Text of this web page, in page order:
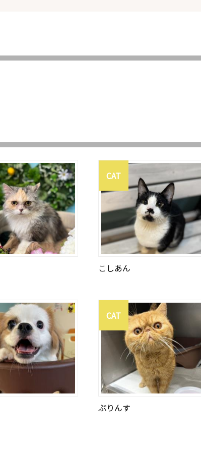
CAT
こしあん
CAT
ぷりんす